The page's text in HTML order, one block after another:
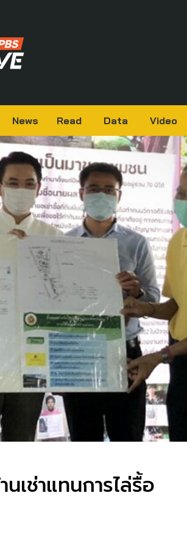
News Read Data Video
เช่าแทนการไล่รื้อ